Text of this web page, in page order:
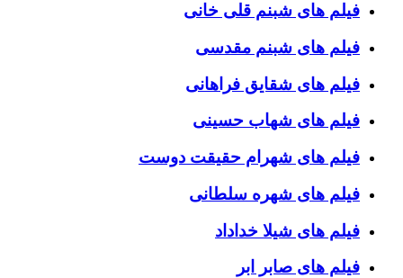
فیلم های شبنم قلی خانی
فیلم های شبنم مقدسی
فیلم های شقایق فراهانی
فیلم های شهاب حسینی
فیلم های شهرام حقیقت دوست
فیلم های شهره سلطانی
فیلم های شیلا خداداد
فیلم های صابر ابر